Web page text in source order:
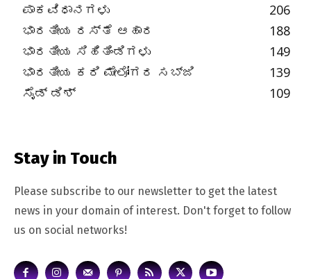
ಪಾಕವಿಧಾನಗಳು
206
ಭಾರತೀಯ ರಸ್ತೆ ಆಹಾರ
188
ಭಾರತೀಯ ಸಿಹಿತಿಂಡಿಗಳು
149
ಭಾರತೀಯ ಕರಿ ಮೇಲೋಗರ ಸಬ್ಜಿ
139
ಸೈಡ್ ಡಿಶ್
109
Stay in Touch
Please subscribe to our newsletter to get the latest
news in your domain of interest. Don't forget to follow
us on social networks!